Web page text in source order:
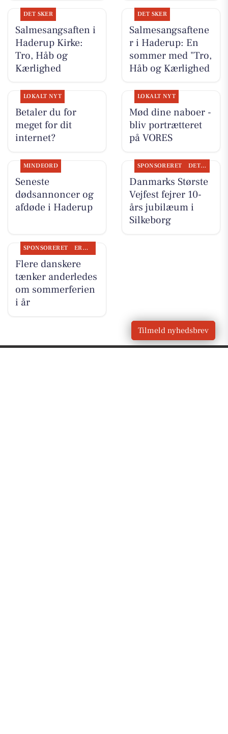
DET SKER
Salmesangsaften i
Haderup Kirke:
Tro, Håb og
Kærlighed
DET SKER
Salmesangsaftene
r i Haderup: En
sommer med "Tro,
Håb og Kærlighed
LOKALT NYT
Betaler du for
meget for dit
internet?
LOKALT NYT
Mød dine naboer -
bliv portrætteret
på VORES
MINDEORD
Seneste
dødsannoncer og
afdøde i Haderup
SPONSORERET DET SKER
Danmarks Største
Vejfest fejrer 10-
års jubilæum i
Silkeborg
SPONSORERET ERHVERV
Flere danskere
tænker anderledes
om sommerferien
i år
Tilmeld nyhedsbrev